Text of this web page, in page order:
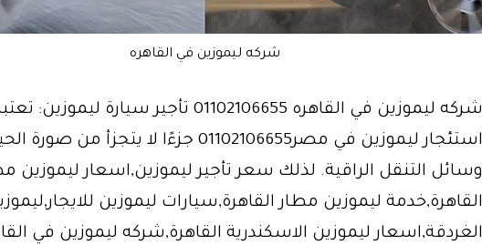
شركه ليموزين في القاهره
شركه ليموزين في القاهره 01102106655 تأجير سيارة
استئجار ليموزين في مصر01102106655 جزءًا لا يتجزأ
وسائل التنقل الراقية. لذلك سعر تأجير ليموزين,اسعار ليموزين
القاهرة,خدمة ليموزين مطار القاهرة,سيارات ليموزين
الغردقة,اسعار ليموزين الاسكندرية القاهرة,شركه ليموزين في